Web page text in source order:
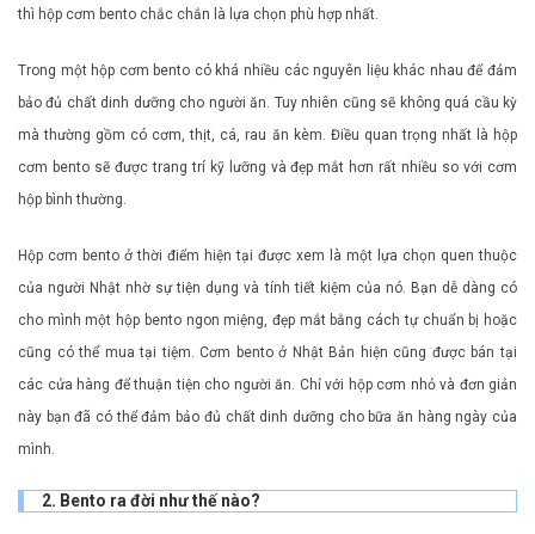
thì hộp cơm bento chắc chắn là lựa chọn phù hợp nhất.
Trong một hộp cơm bento có khá nhiều các nguyên liệu khác nhau để đảm
bảo đủ chất dinh dưỡng cho người ăn. Tuy nhiên cũng sẽ không quá cầu kỳ
mà thường gồm có cơm, thịt, cá, rau ăn kèm. Điều quan trọng nhất là hộp
cơm bento sẽ được trang trí kỹ lưỡng và đẹp mắt hơn rất nhiều so với cơm
hộp bình thường.
Hộp cơm bento ở thời điểm hiện tại được xem là một lựa chọn quen thuộc
của người Nhật nhờ sự tiện dụng và tính tiết kiệm của nó. Bạn dễ dàng có
cho mình một hộp bento ngon miệng, đẹp mắt bằng cách tự chuẩn bị hoặc
cũng có thể mua tại tiệm. Cơm bento ở Nhật Bản hiện cũng được bán tại
các cửa hàng để thuận tiện cho người ăn. Chỉ với hộp cơm nhỏ và đơn giản
này bạn đã có thể đảm bảo đủ chất dinh dưỡng cho bữa ăn hàng ngày của
mình.
2. Bento ra đời như thế nào?